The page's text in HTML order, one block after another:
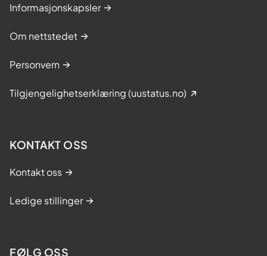
Informasjonskapsler
Om nettstedet
Personvern
Tilgjengelighetserklæring (uustatus.no)
KONTAKT OSS
Kontakt oss
Ledige stillinger
FØLG OSS